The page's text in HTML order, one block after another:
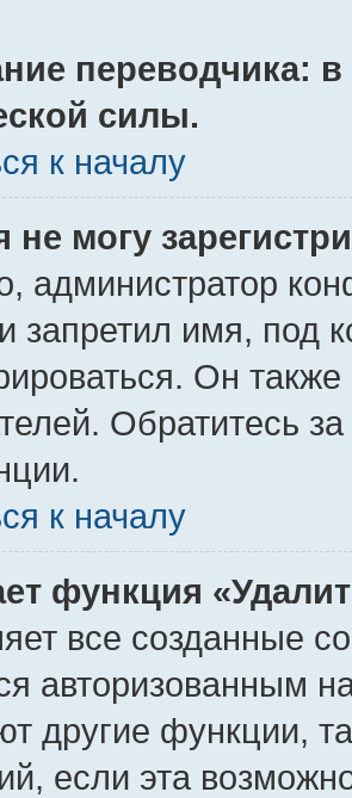
переводчика:
силы.
к началу
не могу
администратор
запретил имя, под
Он
Обратитесь
к началу
функция
все созданные
авторизованным
другие функции,
если эта